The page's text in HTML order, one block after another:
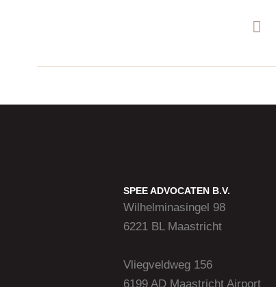
SPEE ADVOCATEN B.V.
Wilhelminasingel 98
6221 BL Maastricht
Vliegveldweg 156
6199 AD Maastricht Airport